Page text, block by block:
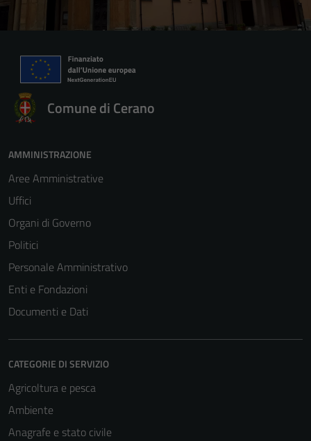
Comune di Cerano
AMMINISTRAZIONE
Aree Amministrative
Uffici
Organi di Governo
Politici
Personale Amministrativo
Enti e Fondazioni
Documenti e Dati
CATEGORIE DI SERVIZIO
Agricoltura e pesca
Ambiente
Anagrafe e stato civile